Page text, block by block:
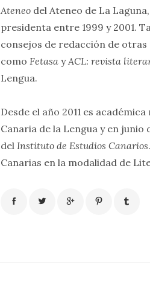
Ateneodel Ateneo de La
presidenta entre 1999 y 2001.
consejos de redacción de
como Fetasay ACL: revista
Lengua.
Desde el año 2011 es
Canaria de la Lengua y en junio
del Instituto de Estudios Canarios
Canarias en la modalidad de